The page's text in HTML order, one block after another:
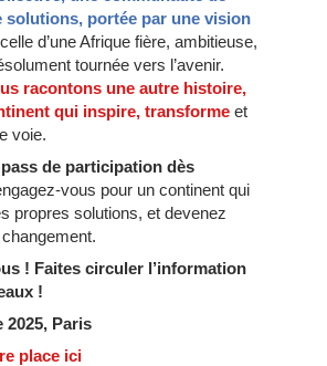
solutions, portée par une vision
celle d’une Afrique fière, ambitieuse,
tournée vers l’avenir.
racontons une autre histoire,
qui inspire, transforme et
voie.
de participation dès
vous pour un continent qui
propres solutions, et devenez
! Faites circuler l’information
!
2025, Paris
place ici